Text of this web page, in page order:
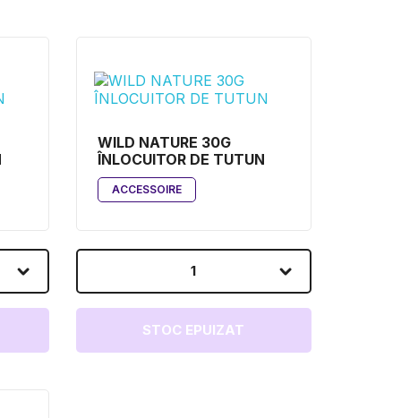
WILD NATURE 30G
ÎNLOCUITOR DE TUTUN
ACCESSOIRE
1
STOC EPUIZAT